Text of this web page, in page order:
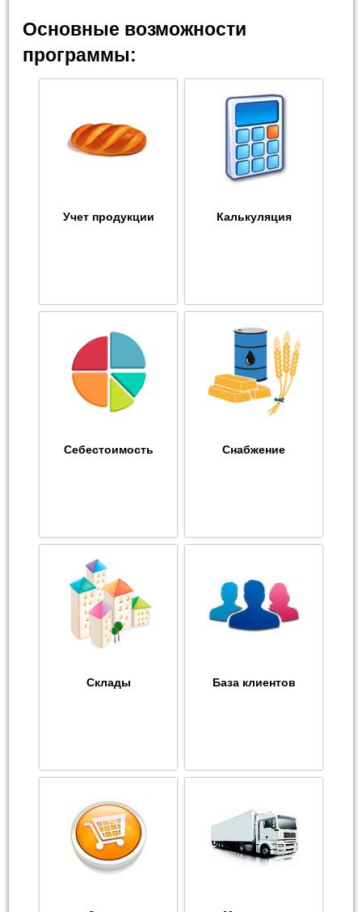
Основные возможности
программы:
Учет продукции Калькуляция
Себестоимость Снабжение
Склады База клиентов